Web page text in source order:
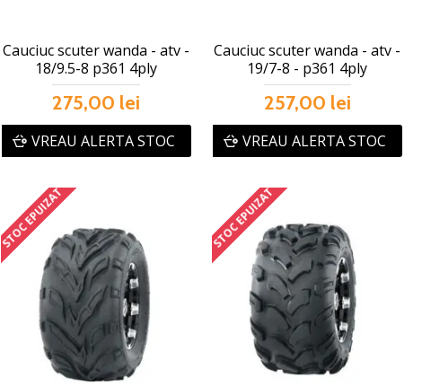
Cauciuc scuter wanda - atv -
18/9.5-8 p361 4ply
275,00 lei
VREAU ALERTA STOC
Cauciuc scuter wanda - atv -
19/7-8 - p361 4ply
257,00 lei
VREAU ALERTA STOC
STOC EPUIZAT STOC EPUIZAT